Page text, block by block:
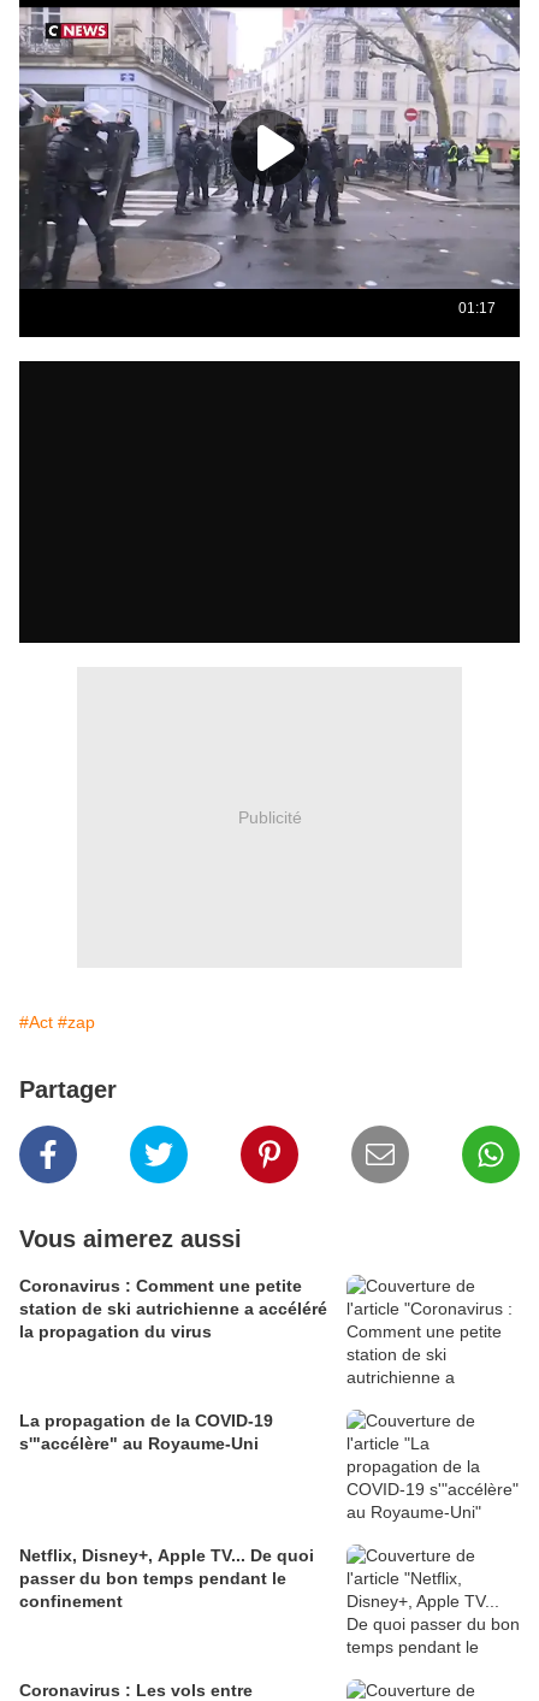
Publicité
#Act #zap
Partager
Vous aimerez aussi
Coronavirus : Comment une petite
station de ski autrichienne a accéléré
la propagation du virus
La propagation de la COVID-19
s'"accélère" au Royaume-Uni
Netflix, Disney+, Apple TV... De quoi
passer du bon temps pendant le
confinement
Coronavirus : Les vols entre